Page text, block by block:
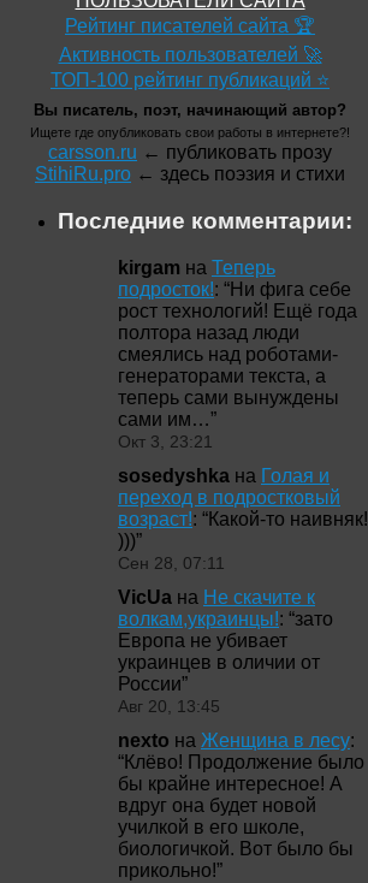
Рейтинг писателей сайта 🏆
Активность пользователей 🚀
ТОП-100 рейтинг публикаций ⭐
Вы писатель, поэт, начинающий автор?
Ищете где опубликовать свои работы в интернете?!
carsson.ru ← публиковать прозу
StihiRu.pro ← здесь поэзия и стихи
Последние комментарии:
kirgam на Теперь
подросток!: “Ни фига себе
рост технологий! Ещё года
полтора назад люди
смеялись над роботами-
генераторами текста, а
теперь сами вынуждены
сами им…”
Окт 3, 23:21
sosedyshka на Голая и
переход в подростковый
возраст!: “Какой-то наивняк!
)))”
Сен 28, 07:11
VicUa на Не скачите к
волкам,украинцы!: “зато
Европа не убивает
украинцев в оличии от
России”
Авг 20, 13:45
nexto на Женщина в лесу:
“Клёво! Продолжение было
бы крайне интересное! А
вдруг она будет новой
училкой в его школе,
биологичкой. Вот было бы
прикольно!”